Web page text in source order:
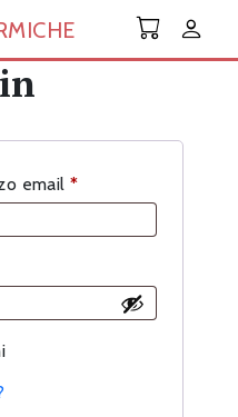
email *Richiesto